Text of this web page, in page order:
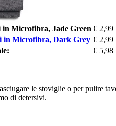
Microfibra, Jade Green € 2,99
in Microfibra, Dark Grey € 2,99
€ 5,98
le stoviglie o per pulire
di detersivi.